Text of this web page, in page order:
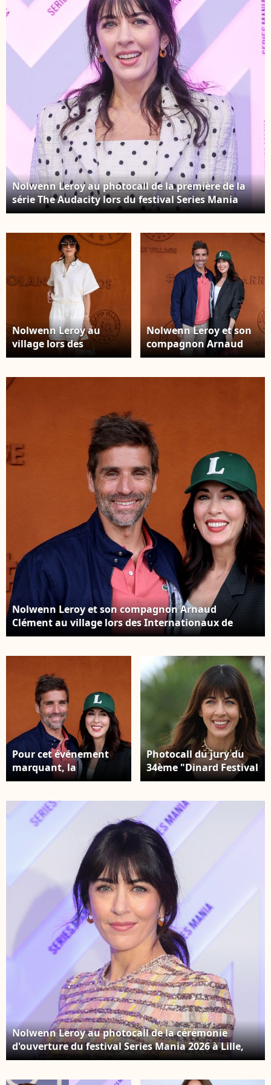
Nolwenn Leroy au photocall de la première de la
série The Audacity lors du festival Series Mania
2026 à Lille, France, le 21 mars 2026. © Stéphane
Nolwenn Leroy au
village lors des
Internationaux de
Roland Garros 2026.
Jacovides / Moreau /
Nolwenn Leroy et son
compagnon Arnaud
Clément au village lors
2025. © Jacovides-
Moreau/Bestimage
Nolwenn Leroy et son compagnon Arnaud
Clément au village lors des Internationaux de
France de Tennis de Roland Garros 2025, à Paris,
Pour cet événement
marquant, la
chanteuse a pu
présence de son
compagnon Arnaud
Clément et de leur fils
Marin, âgé de presque
9 ans. Nolwenn Leroy
et son compagnon
Arnaud Clément au
village lors des
Internationaux de
France de Tennis de
Roland Garros 2025, à
Paris, France, le 26 mai
2025. © Jacovides-
Moreau/Bestimage
Photocall du jury du
34ème "Dinard Festival
du Film Britannique",
Zuma Press /
Bestimage
Nolwenn Leroy au photocall de la cérémonie
d'ouverture du festival Series Mania 2026 à Lille,
France. © Stéphane Vansteenkiste/Bestimage